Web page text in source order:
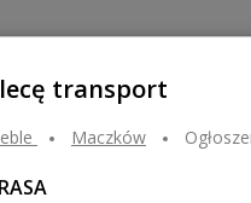
transport
maczków
Rozwiń filtry
- płace złotem